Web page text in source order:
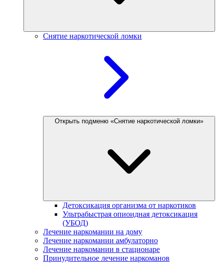
Снятие наркотической ломки
Открыть подменю «Снятие наркотической ломки»
Детоксикация организма от наркотиков
Ультрабыстрая опиоидная детоксикация
(УБОД)
Лечение наркомании на дому
Лечение наркомании амбулаторно
Лечение наркомании в стационаре
Принудительное лечение наркоманов